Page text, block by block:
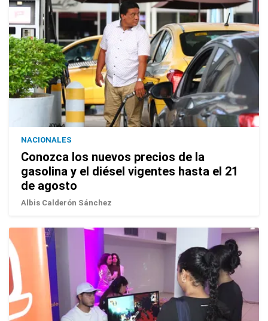
NACIONALES
Conozca los nuevos precios de la
gasolina y el diésel vigentes hasta el 21
de agosto
Albis Calderón Sánchez